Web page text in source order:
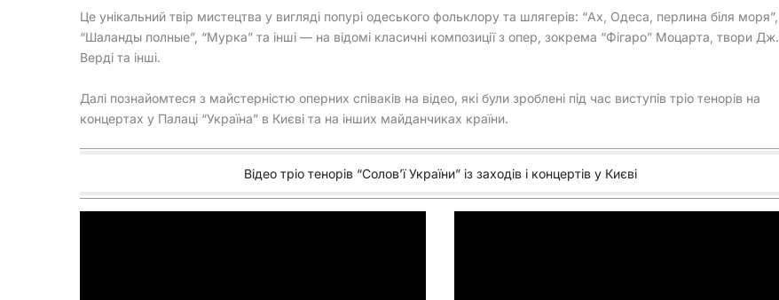
Це унікальний твір мистецтва у вигляді попурі одеського фольклору та шлягерів: “Ах, Одеса, перлина біля моря”,
“Шаланды полные”, “Мурка” та інші — на відомі класичні композиції з опер, зокрема “Фігаро” Моцарта, твори Дж.
Верді та інші.
Далі познайомтеся з майстерністю оперних співаків на відео, які були зроблені під час виступів тріо тенорів на
концертах у Палаці “Україна” в Києві та на інших майданчиках країни.
Відео тріо тенорів “Солов’ї України” із заходів і концертів у Києві